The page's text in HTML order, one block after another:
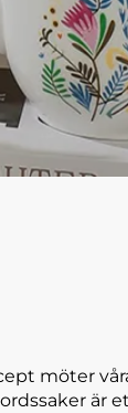
möter
är